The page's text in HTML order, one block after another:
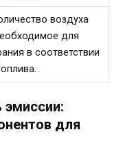
воздуха
для
в соответствии
эмиссии:
для